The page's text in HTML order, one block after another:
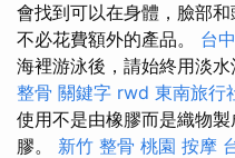
會找到可以在身體，臉部
不必花費額外的產品。 台
海裡游泳後，請始終用淡水
整骨 關鍵字 rwd 東南旅行
使用不是由橡膠而是織物
膠。 新竹 整骨 桃園 按摩